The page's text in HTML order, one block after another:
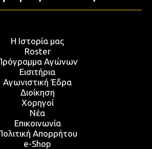
Η Ιστορία μας
Roster
Αγώνων
Εισιτήρια
Αγωνιστική Έδρα
Διοίκηση
Χορηγοί
Νέα
Επικοινωνία
Απορρήτου
e-Shop